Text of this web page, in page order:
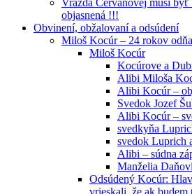
objasnená !!!
Obvinení, obžalovaní a odsúdení
Miloš Kocúr – 24 rokov
Miloš Kocúr
Kocúrove a
Alibi Miloša
Alibi Kocúr –
Svedok Jozef
Alibi Kocúr –
svedkyňa
svedok Luprich
Alibi – súdna
Manželia
Odsúdený Kocúr:
vrieskali, že ak